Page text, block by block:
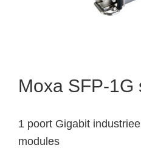
Moxa SFP-1G
1 poort Gigabit
modules